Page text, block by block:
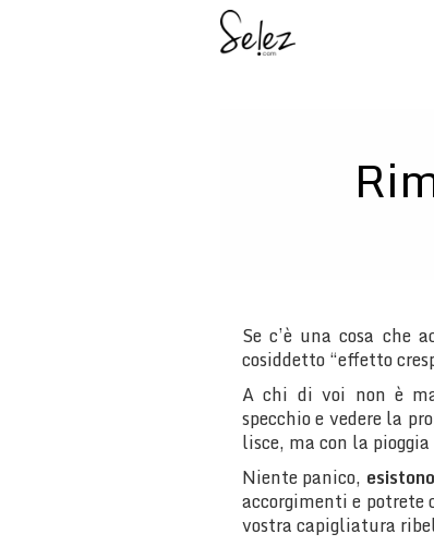
Se c’è una cosa che
cosiddetto “effetto
A chi di voi non è
specchio e vedere la
lisce, ma con la
Niente panico,
accorgimenti e potrete
vostra capigliatura